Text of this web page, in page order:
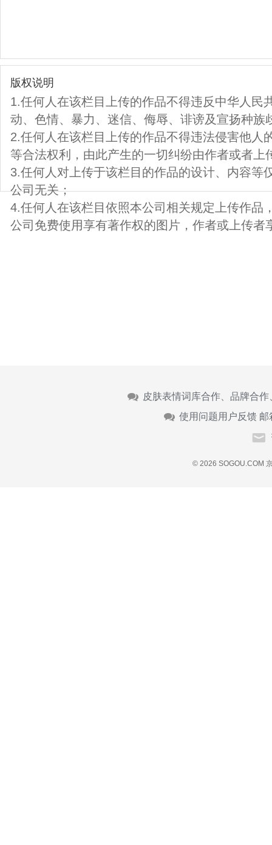
版权说明
1.任何人在该栏目上传的作品不得违反中华人民
动、色情、暴力、迷信、侮辱、诽谤及宣扬种族
2.任何人在该栏目上传的作品不得违法侵害他人
等合法权利，由此产生的一切纠纷由作者或者上
3.任何人对上传于该栏目的作品的设计、内容等
公司无关；
4.任何人在该栏目依照本公司相关规定上传作品
公司免费使用享有著作权的图片，作者或上传者
皮肤表情词库合作、品牌合
使用问题用户反馈 邮
© 2026 SOGOU.COM